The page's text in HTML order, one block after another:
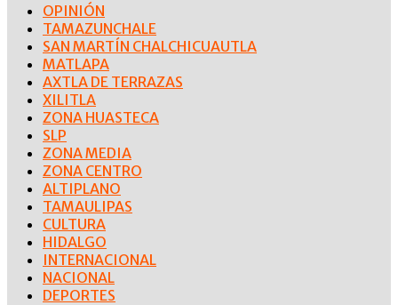
OPINIÓN
TAMAZUNCHALE
SAN MARTÍN CHALCHICUAUTLA
MATLAPA
AXTLA DE TERRAZAS
XILITLA
ZONA HUASTECA
SLP
ZONA MEDIA
ZONA CENTRO
ALTIPLANO
TAMAULIPAS
CULTURA
HIDALGO
INTERNACIONAL
NACIONAL
DEPORTES